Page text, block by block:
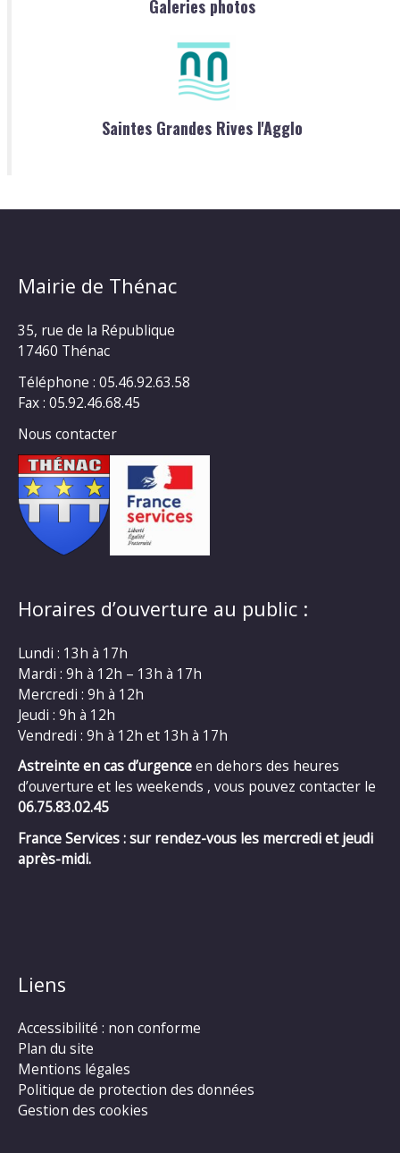
Galeries photos
Saintes Grandes Rives l'Agglo
Mairie de Thénac
35, rue de la République
17460 Thénac
Téléphone : 05.46.92.63.58
Fax : 05.92.46.68.45
Nous contacter
Horaires d’ouverture au public :
Lundi : 13h à 17h
Mardi : 9h à 12h – 13h à 17h
Mercredi : 9h à 12h
Jeudi : 9h à 12h
Vendredi : 9h à 12h et 13h à 17h
Astreinte en cas d’urgenceen dehors des heures
d’ouverture et les weekends , vous pouvez contacter le
06.75.83.02.45
France Services : sur rendez-vous les mercredi et jeudi
après-midi.
Liens
Accessibilité : non conforme
Plan du site
Mentions légales
Politique de protection des données
Gestion des cookies